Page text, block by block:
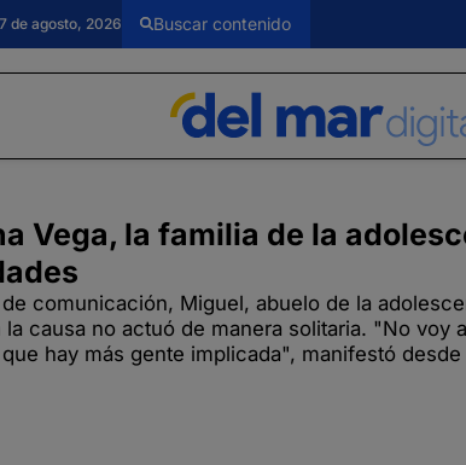
de agosto, 2026
Vega, la familia de la
comunicación, Miguel, abuelo de la
causa no actuó de manera solitaria. "No voy
hay más gente implicada", manifestó